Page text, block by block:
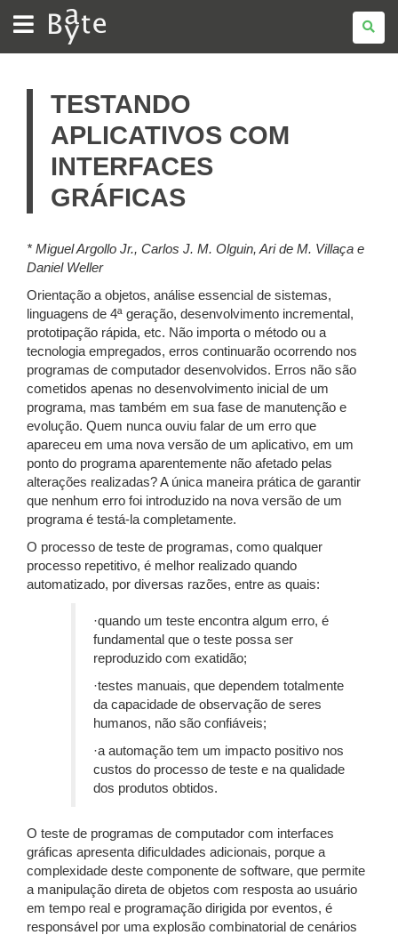
BATE
BYTE
TESTANDO
APLICATIVOS COM
INTERFACES
GRÁFICAS
* Miguel Argollo Jr., Carlos J. M. Olguin, Ari de M. Villaça e
Daniel Weller
Orientação a objetos, análise essencial de sistemas,
linguagens de 4ª geração, desenvolvimento incremental,
prototipação rápida, etc. Não importa o método ou a
tecnologia empregados, erros continuarão ocorrendo nos
programas de computador desenvolvidos. Erros não são
cometidos apenas no desenvolvimento inicial de um
programa, mas também em sua fase de manutenção e
evolução. Quem nunca ouviu falar de um erro que
apareceu em uma nova versão de um aplicativo, em um
ponto do programa aparentemente não afetado pelas
alterações realizadas? A única maneira prática de garantir
que nenhum erro foi introduzido na nova versão de um
programa é testá-la completamente.
O processo de teste de programas, como qualquer
processo repetitivo, é melhor realizado quando
automatizado, por diversas razões, entre as quais:
·quando um teste encontra algum erro, é
fundamental que o teste possa ser
reproduzido com exatidão;
·testes manuais, que dependem totalmente
da capacidade de observação de seres
humanos, não são confiáveis;
·a automação tem um impacto positivo nos
custos do processo de teste e na qualidade
dos produtos obtidos.
O teste de programas de computador com interfaces
gráficas apresenta dificuldades adicionais, porque a
complexidade deste componente de software, que permite
a manipulação direta de objetos com resposta ao usuário
em tempo real e programação dirigida por eventos, é
responsável por uma explosão combinatorial de cenários